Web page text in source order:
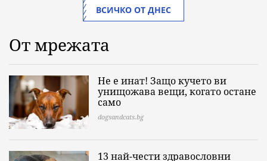
ВСИЧКО ОТ ДНЕС
От мрежата
Не е инат! Защо кучето ви
унищожава вещи, когато остане
само
dogsandcats.bg
13 най-чести здравословни